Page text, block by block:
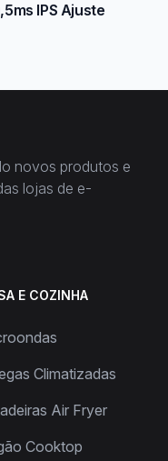
IPS Ajuste
novos produtos e
lojas de e-
E COZINHA
Climatizadas
Air Fryer
Cooktop